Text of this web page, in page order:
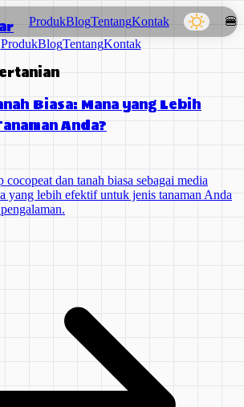
ProdukBlogTentangKontak
🍔
ProdukBlogTentangKontak
Biasa: Mana yang Lebih
Anda?
cocopeat dan tanah biasa sebagai media
yang lebih efektif untuk jenis tanaman Anda